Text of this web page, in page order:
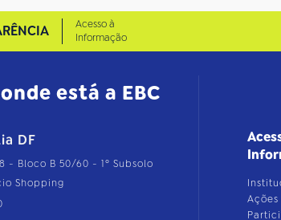
Acesso à
Informação
está a EBC
DF
- Bloco B 50/60 - 1º Subsolo
Shopping
Ações